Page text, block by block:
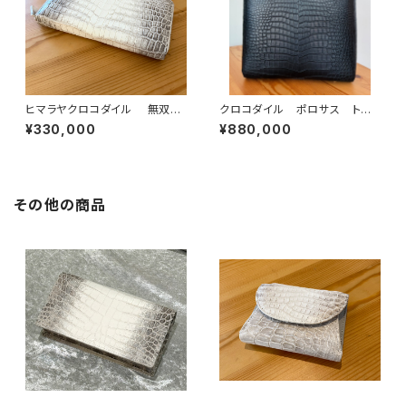
ヒマラヤクロコダイル 無双
ラウンドファスナーウォレット
¥330,000
クロコダイル ポロサス トー
トバッグ 黒
¥880,000
その他の商品